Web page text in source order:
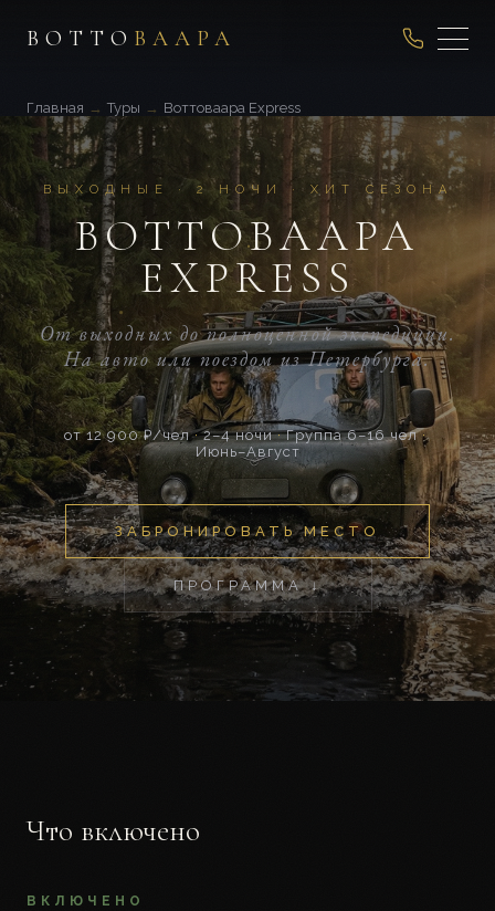
ВОТТО ВААРА
Главная → Туры → Воттоваара Express
ВЫХОДНЫЕ · 2 НОЧИ · ХИТ СЕЗОНА
ВОТТОВААРА
EXPRESS
От выходных до полноценной экспедиции.
На авто или поездом из Петербурга.
от 12 900 ₽/чел · 2–4 ночи · Группа 6–16 чел ·
Июнь–Август
ЗАБРОНИРОВАТЬ МЕСТО
ПРОГРАММА ↓
Что включено
ВКЛЮЧЕНО